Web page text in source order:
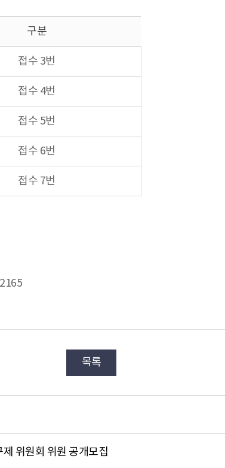
구분
접수 3번
접수 4번
접수 5번
접수 6번
접수 7번
목록
위원회 위원 공개모집